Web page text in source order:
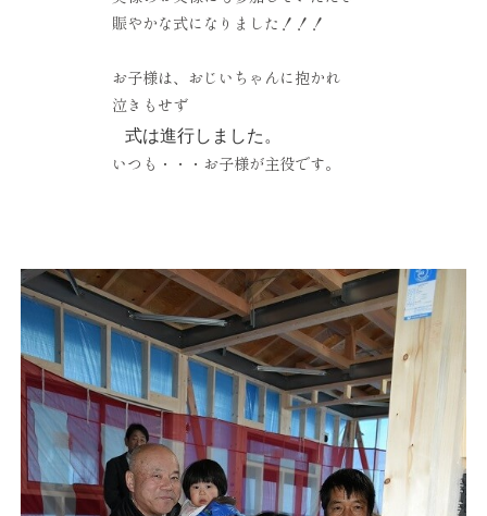
賑やかな式になりました！！！
お子様は、おじいちゃんに抱かれ
泣きもせず
式は進行しました。
いつも・・・お子様が主役です。